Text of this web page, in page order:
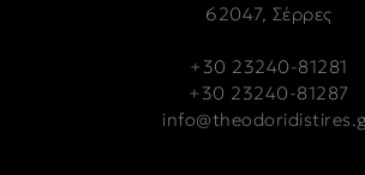
62047, Σέρρες
+30 23240-81281
+30 23240-81287